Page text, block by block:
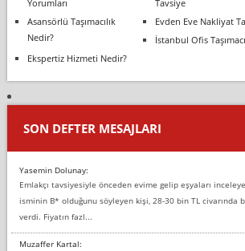
Yorumları
Tavsiye
Asansörlü Taşımacılık
Nedir?
Evden Eve Nakliyat
İstanbul Ofis
Ekspertiz Hizmeti Nedir?
SON DEFTER MESAJLARI
Yasemin Dolunay:
Emlakçı tavsiyesiyle önceden evime gelip eşyaları
isminin B* olduğunu söyleyen kişi, 28-30 bin TL civarında
verdi. Fiyatın fazl...
Muzaffer Kartal: